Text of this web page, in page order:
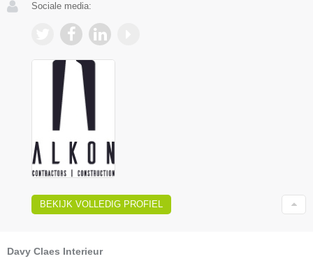
Sociale media:
BEKIJK VOLLEDIG PROFIEL
Davy Claes Interieur